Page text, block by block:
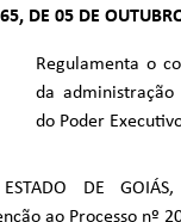
DE 05 DE
Regulamenta o
da administração
do Poder
ESTADO DE
ao Processo nº